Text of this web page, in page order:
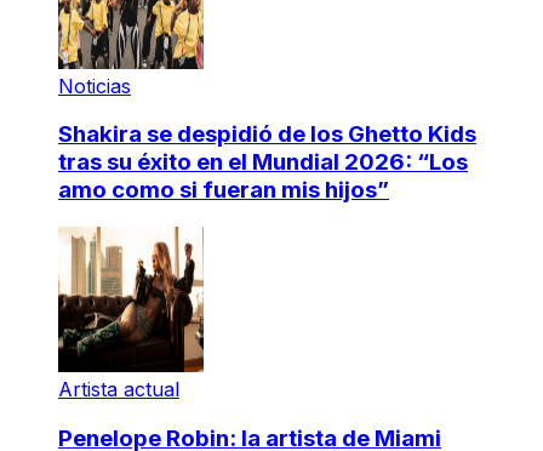
Noticias
Shakira se despidió de los Ghetto Kids
tras su éxito en el Mundial 2026: “Los
amo como si fueran mis hijos”
Artista actual
Penelope Robin: la artista de Miami